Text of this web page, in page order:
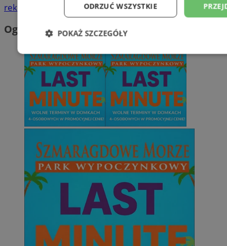
reklama
Ogłoszenia
ODRZUĆ WSZYSTKIE
POKAŻ SZCZEGÓŁY
Niezbędne Wydajność
Niesklasyfikowane
Niezbędne Wydajność Targetowanie
Niezbędne pliki cookie umożliwiają korzystanie z podstawowych
takich jak logowanie użytkownika i zarządzanie kontem. Bez
można prawidłowo korzystać ze strony internetowej.
Provider
Domena
SessID